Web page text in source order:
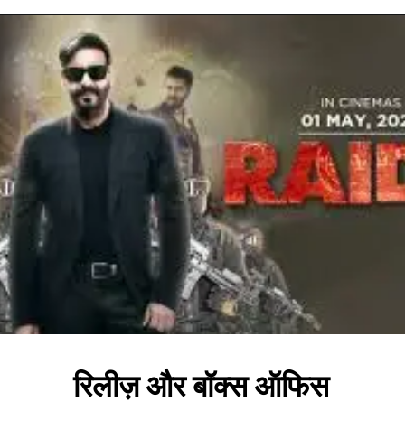
रिलीज़ और बॉक्स ऑफिस